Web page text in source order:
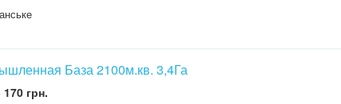
База 2100м.кв. 3,4Га
грн.